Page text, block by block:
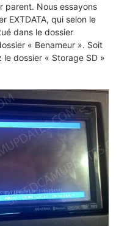
parent. Nous essayons
EXTDATA, qui selon le
dans le dossier
« Benameur ». Soit
dossier « Storage SD »